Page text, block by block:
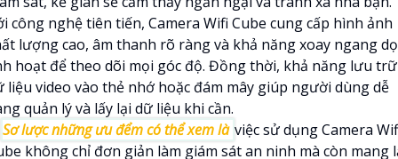
công nghệ tiên tiến, Camera Wifi Cube cung cấp hình ảnh
lượng cao, âm thanh rõ ràng và khả năng xoay ngang
hoạt để theo dõi mọi góc độ. Đồng thời, khả năng lưu trữ
liệu video vào thẻ nhớ hoặc đám mây giúp người dùng dễ
quản lý và lấy lại dữ liệu khi cần.
Sơ lược những ưu đểm có thể xem là việc sử dụng Camera
không chỉ đơn giản làm giám sát an ninh mà còn mang